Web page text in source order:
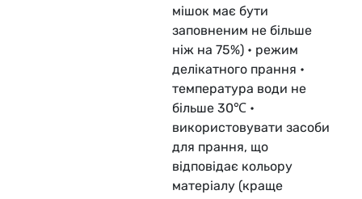
мішок має бути
заповненим не більше
ніж на 75%) • режим
делікатного прання •
температура води не
більше 30℃ •
використовувати засоби
для прання, що
відповідає кольору
матеріалу (краще